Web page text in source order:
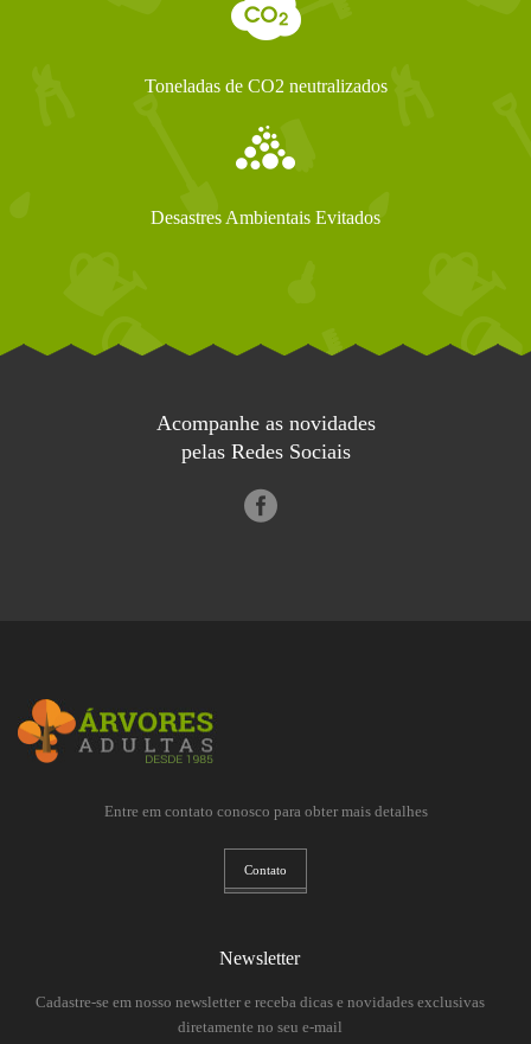
Toneladas de CO2 neutralizados
Desastres Ambientais Evitados
Acompanhe as novidades
pelas Redes Sociais
Entre em contato conosco para obter mais detalhes
Contato
Newsletter
Cadastre-se em nosso newsletter e receba dicas e novidades exclusivas
diretamente no seu e-mail